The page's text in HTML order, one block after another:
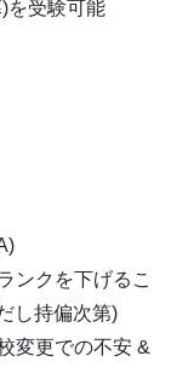
を受験可能
ンクを下げるこ
し持偏次第)
変更での不安 &